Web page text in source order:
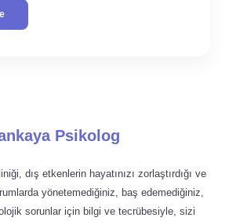
Psikolog
dış etkenlerin hayatınızı zorlaştırdığı ve
yönetemediğiniz, baş edemediğiniz,
sorunlar için bilgi ve tecrübesiyle, sizi